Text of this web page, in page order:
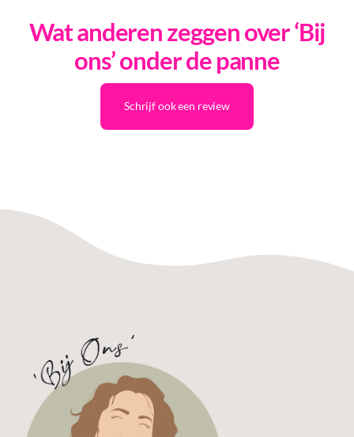
Wat anderen zeggen over ‘Bij
ons’ onder de panne
Schrijf ook een review